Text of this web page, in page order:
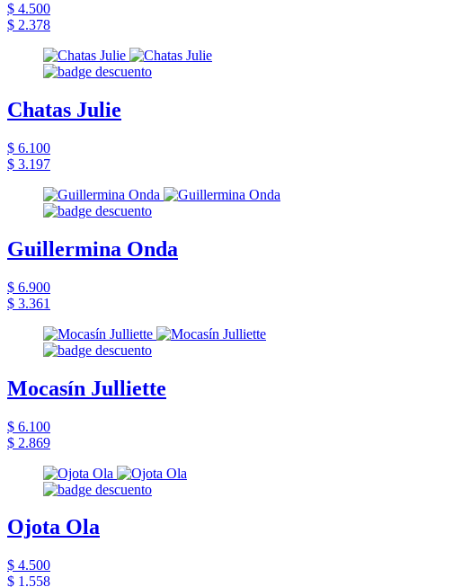
$ 4.500
$ 2.378
Chatas Julie
$ 6.100
$ 3.197
Guillermina Onda
$ 6.900
$ 3.361
Mocasín Julliette
$ 6.100
$ 2.869
Ojota Ola
$ 4.500
$ 1.558